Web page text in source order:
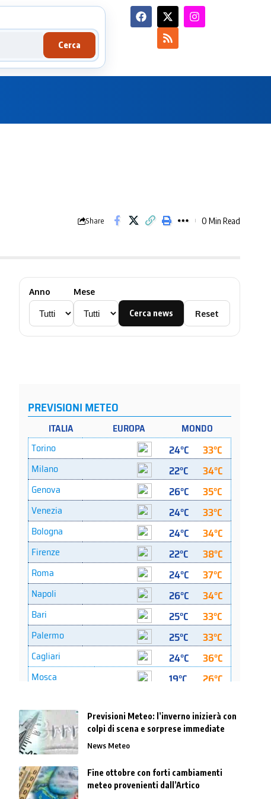
Cerca
Share 0 Min Read
Anno Mese
Cerca news Reset
Previsioni Meteo: l’inverno inizierà con
colpi di scena e sorprese immediate
News Meteo
Fine ottobre con forti cambiamenti
meteo provenienti dall’Artico